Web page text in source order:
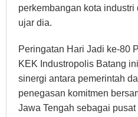
perkembangan kota industri
ujar dia.
Peringatan Hari Jadi ke-80
KEK Industropolis Batang
sinergi antara pemerintah
penegasan komitmen
Jawa Tengah sebagai